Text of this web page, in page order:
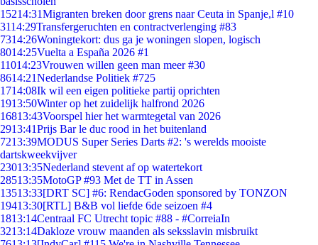
15214:31Migranten breken door grens naar Ceuta in Spanje,l #10
3114:29Transfergeruchten en contractverlenging #83
7314:26Woningtekort: dus ga je woningen slopen, logisch
8014:25Vuelta a España 2026 #1
11014:23Vrouwen willen geen man meer #30
8614:21Nederlandse Politiek #725
1714:08Ik wil een eigen politieke partij oprichten
1913:50Winter op het zuidelijk halfrond 2026
16813:43Voorspel hier het warmtegetal van 2026
2913:41Prijs Bar le duc rood in het buitenland
7213:39MODUS Super Series Darts #2: 's werelds mooiste
dartskweekvijver
23013:35Nederland stevent af op watertekort
28513:35MotoGP #93 Met de TT in Assen
13513:33[DRT SC] #6: RendacGoden sponsored by TONZON
19413:30[RTL] B&B vol liefde 6de seizoen #4
1813:14Centraal FC Utrecht topic #88 - #CorreiaIn
3213:14Dakloze vrouw maanden als seksslavin misbruikt